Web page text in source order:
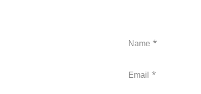
Name *
Email *